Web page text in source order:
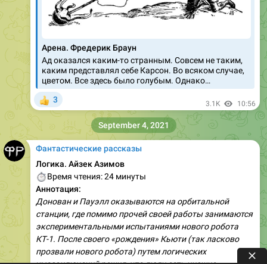
Арена. Фредерик Браун
Ад оказался каким-то странным. Совсем не таким,
каким представлял себе Карсон. Во всяком случае,
цветом. Все здесь было голубым. Однако…
3 3.1K 10:56
Фантастические рассказы
Логика. Айзек Азимов
Время чтения: 24 минуты
Аннотация:
Донован и Пауэлл оказываются на орбитальной
станции, где помимо прочей своей работы занимаются
экспериментальными испытаниями нового робота
КТ-1. После своего «рождения» Кьюти (так ласково
прозвали нового робота) путем логических
September 4, 2021